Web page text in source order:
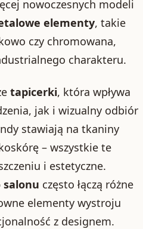
nowoczesnych modeli
elementy, takie
czy chromowana,
charakteru.
tapicerki, która wpływa
jak i wizualny odbiór
stawiają na tkaniny
– wszystkie te
i estetyczne.
salonu często łączą różne
elementy wystroju
z designem.